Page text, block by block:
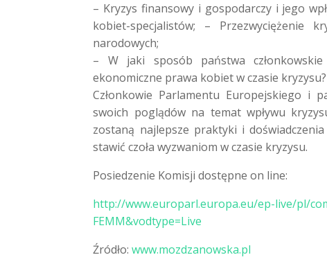
– Kryzys finansowy i gospodarczy i jego
kobiet-specjalistów; – Przezwyciężenie
narodowych;
– W jaki sposób państwa
ekonomiczne prawa kobiet w czasie kryzysu?
Członkowie Parlamentu Europejskiego i
swoich poglądów na temat wpływu
zostaną najlepsze praktyki i
stawić czoła wyzwaniom w czasie kryzysu.
Posiedzenie Komisji dostępne on line:
http://www.europarl.europa.eu/ep-live/pl/
FEMM&vodtype=Live
Źródło:www.mozdzanowska.pl